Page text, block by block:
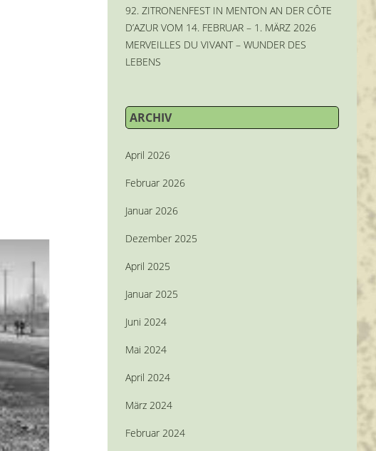
92. ZITRONENFEST IN MENTON AN DER CÔTE
D’AZUR VOM 14. FEBRUAR – 1. MÄRZ 2026
MERVEILLES DU VIVANT – WUNDER DES
LEBENS
ARCHIV
April 2026
Februar 2026
Januar 2026
Dezember 2025
April 2025
Januar 2025
Juni 2024
Mai 2024
April 2024
März 2024
Februar 2024